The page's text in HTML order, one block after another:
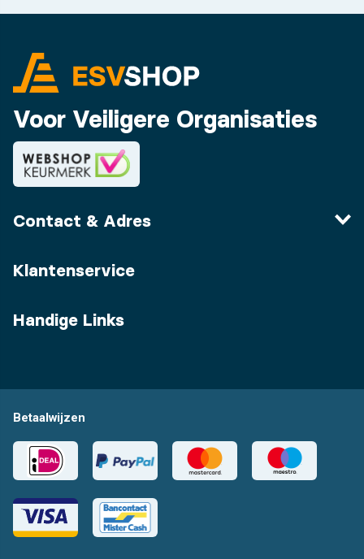
Voor Veiligere Organisaties
Contact & Adres
Klantenservice
Handige Links
Betaalwijzen